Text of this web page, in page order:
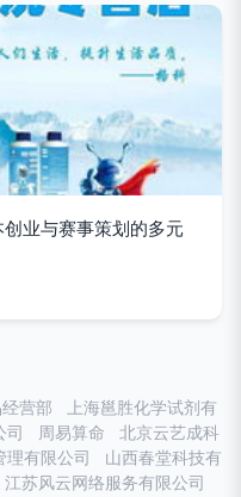
业与赛事策划的多元
营部
上海邕胜化学试剂有
司 周易算命
北京云艺成科
理有限公司
山西春堂科技有
江苏风云网络服务有限公司